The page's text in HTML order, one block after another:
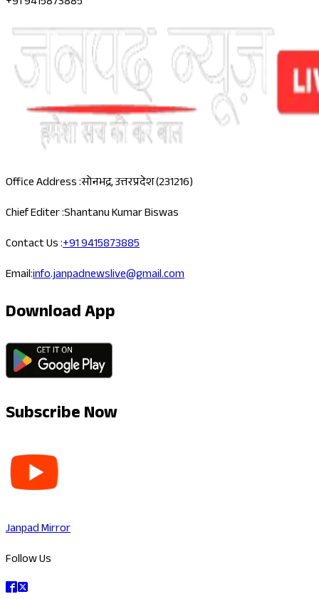
Office Address :सोनभद्र, उत्तरप्रदेश (231216)
Chief Editer :Shantanu Kumar Biswas
Contact Us :+91 9415873885
Email:info.janpadnewslive@gmail.com
Download App
Subscribe Now
Janpad Mirror
Follow Us